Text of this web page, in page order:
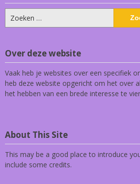
naar:
Over deze website
Vaak heb je websites over een specifiek
heb deze website opgericht om het over
het hebben van een brede interesse te
About This Site
This may be a good place to introduce
include some credits.